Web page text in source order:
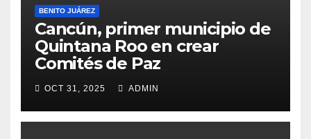
BENITO JUÁREZ
Cancún, primer municipio de
Quintana Roo en crear
Comités de Paz
OCT 31, 2025 ADMIN